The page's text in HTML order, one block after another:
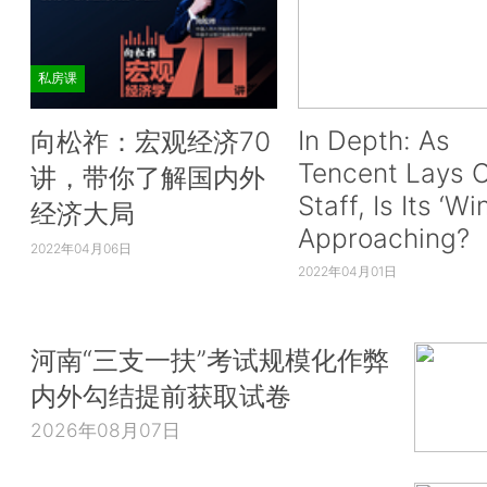
私房课
向松祚：宏观经济70
讲，带你了解国内外
经济大局
2022年04月06日
In Depth: As
Tencent Lays
Staff, Is Its
Approaching?
2022年04月01日
河南“三支一扶”考试规模化作弊
内外勾结提前获取试卷
2026年08月07日